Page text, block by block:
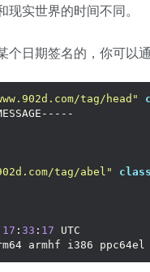
实世界的时间不同。
日期签名的，你可以
tag/head"
tag/abel" class
17 : 33 : 17 UTC
armhf i386